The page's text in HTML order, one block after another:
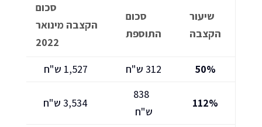
שיעור
הקצבה
סכום
התוספת
סכום
הקצבה מינואר
2022
50%
312 ש"ח
112%
838
ש"ח